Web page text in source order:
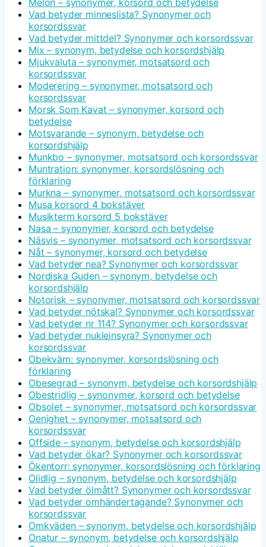
Melon – synonymer, korsord och betydelse
Vad betyder minneslista? Synonymer och
korsordssvar
Vad betyder mittdel? Synonymer och korsordssvar
Mix – synonym, betydelse och korsordshjälp
Mjukvaluta – synonymer, motsatsord och
korsordssvar
Moderering – synonymer, motsatsord och
korsordssvar
Morsk Som Kavat – synonymer, korsord och
betydelse
Motsvarande – synonym, betydelse och
korsordshjälp
Munkbo – synonymer, motsatsord och korsordssvar
Muntration: synonymer, korsordslösning och
förklaring
Murkna – synonymer, motsatsord och korsordssvar
Musa korsord 4 bokstäver
Musikterm korsord 5 bokstäver
Nasa – synonymer, korsord och betydelse
Näsvis – synonymer, motsatsord och korsordssvar
Nåt – synonymer, korsord och betydelse
Vad betyder nea? Synonymer och korsordssvar
Nordiska Guden – synonym, betydelse och
korsordshjälp
Notorisk – synonymer, motsatsord och korsordssvar
Vad betyder nötskal? Synonymer och korsordssvar
Vad betyder nr 114? Synonymer och korsordssvar
Vad betyder nukleinsyra? Synonymer och
korsordssvar
Obekväm: synonymer, korsordslösning och
förklaring
Obesegrad – synonym, betydelse och korsordshjälp
Obestridlig – synonymer, korsord och betydelse
Obsolet – synonymer, motsatsord och korsordssvar
Oenighet – synonymer, motsatsord och
korsordssvar
Offside – synonym, betydelse och korsordshjälp
Vad betyder ökar? Synonymer och korsordssvar
Ökentorr: synonymer, korsordslösning och förklaring
Olidlig – synonym, betydelse och korsordshjälp
Vad betyder ölmått? Synonymer och korsordssvar
Vad betyder omhändertagande? Synonymer och
korsordssvar
Omkväden – synonym, betydelse och korsordshjälp
Onatur – synonym, betydelse och korsordshjälp